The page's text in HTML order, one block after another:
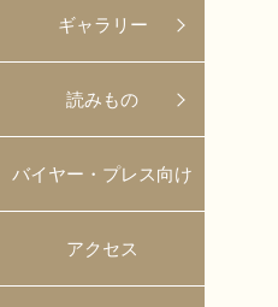
ギャラリー
読みもの
バイヤー・プレス向け
アクセス